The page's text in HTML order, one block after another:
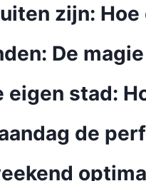
zijn:
De
eigen stad:
de